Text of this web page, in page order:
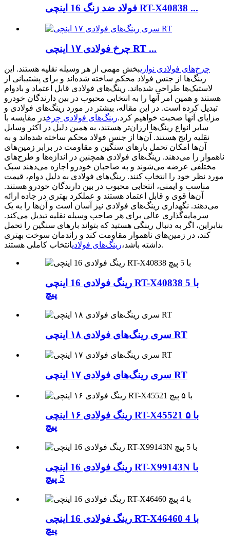
فولاد ضد زنگ 16 اینچی RT-X40838 ...
چرخ فولادی ۱۷ اینچی RT ...
چرخ‌های فولادی نواریبخش مهمی از هر وسیله نقلیه هستند. این
رینگ‌ها از جنس فولاد محکم ساخته شده‌اند و برای پشتیبانی از
لاستیک‌ها طراحی شده‌اند. رینگ‌های فولادی قابل اعتماد و بادوام
هستند و همین امر آنها را به انتخابی محبوب در بین دارندگان خودرو
تبدیل کرده است. در این مقاله، بیشتر در مورد رینگ‌های فولادی و
مزایای آنها صحبت خواهیم کرد.رینگ‌های فولادی چرخدر مقایسه با
سایر انواع رینگ‌ها ارزان‌تر هستند، به همین دلیل در اکثر وسایل
نقلیه رایج هستند. آن‌ها از جنس فولاد محکم ساخته شده‌اند و به
آن‌ها امکان تحمل بارهای سنگین و مقاومت در برابر زمین‌های
ناهموار را می‌دهند. رینگ‌های فولادی همچنین در اندازه‌ها و طرح‌های
مختلفی عرضه می‌شوند و به صاحبان خودرو اجازه می‌دهند سبک
مورد نظر خود را انتخاب کنند. رینگ‌های فولادی به دلیل دوام، قیمت
مناسب و ایمنی، انتخابی محبوب در بین دارندگان خودرو هستند.
آن‌ها قوی و قابل اعتماد هستند و عملکرد بهتری در جاده ارائه
می‌دهند. نگهداری رینگ‌های فولادی نیز آسان است و آن‌ها را به یک
سرمایه‌گذاری عالی برای هر صاحب وسیله نقلیه تبدیل می‌کند.
بنابراین، اگر به دنبال رینگی هستید که بتواند بارهای سنگین را تحمل
کند، در زمین‌های ناهموار مقاومت کند و راندمان سوخت بهتری
داشته باشد،رینگ‌های فولادی انتخاب کاملی هستند.
رینگ فولادی 16 اینچی RT-X40838 با 5
پیچ
سری رینگ‌های فولادی ۱۸ اینچی RT
سری رینگ‌های فولادی ۱۷ اینچی RT
رینگ فولادی ۱۶ اینچی RT-X45521 با ۵
پیچ
رینگ فولادی 16 اینچی RT-X99143N با
5 پیچ
رینگ فولادی 16 اینچی RT-X46460 با 4
پیچ